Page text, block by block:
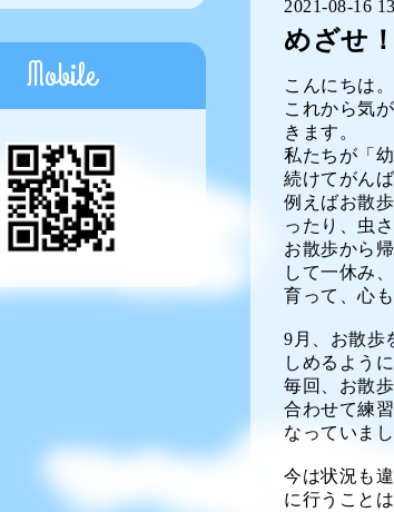
2021-08-16
めざせ
こんにちは
これから気
きます。
私たちが「
続けてがん
例えばお散
ったり、虫
お散歩から
して一休み
育って、心
9月、お散歩
しめるよう
毎回、お散
合わせて練
なっていまし
今は状況も
に行うこと
Mobile